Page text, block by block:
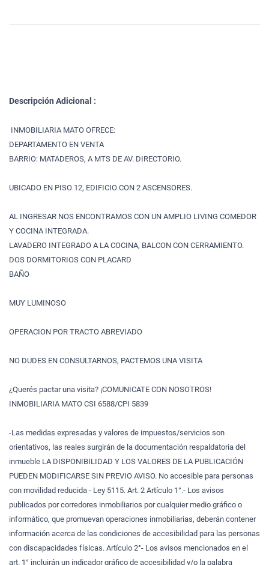
Descripción Adicional :
INMOBILIARIA MATO OFRECE:
DEPARTAMENTO EN VENTA
BARRIO: MATADEROS, A MTS DE AV. DIRECTORIO.
UBICADO EN PISO 12, EDIFICIO CON 2 ASCENSORES.
AL INGRESAR NOS ENCONTRAMOS CON UN AMPLIO LIVING COMEDOR
Y COCINA INTEGRADA.
LAVADERO INTEGRADO A LA COCINA, BALCON CON CERRAMIENTO.
DOS DORMITORIOS CON PLACARD
BAÑO
MUY LUMINOSO
OPERACION POR TRACTO ABREVIADO
NO DUDES EN CONSULTARNOS, PACTEMOS UNA VISITA
¿Querés pactar una visita? ¡COMUNICATE CON NOSOTROS!
INMOBILIARIA MATO CSI 6588/CPI 5839
-Las medidas expresadas y valores de impuestos/servicios son
orientativos, las reales surgirán de la documentación respaldatoria del
inmueble LA DISPONIBILIDAD Y LOS VALORES DE LA PUBLICACIÓN
PUEDEN MODIFICARSE SIN PREVIO AVISO. No accesible para personas
con movilidad reducida - Ley 5115. Art. 2 Artículo 1°.- Los avisos
publicados por corredores inmobiliarios por cualquier medio gráfico o
informático, que promuevan operaciones inmobiliarias, deberán contener
información acerca de las condiciones de accesibilidad para las personas
con discapacidades físicas. Artículo 2°- Los avisos mencionados en el
art. 1° incluirán un indicador gráfico de accesibilidad y/o la palabra